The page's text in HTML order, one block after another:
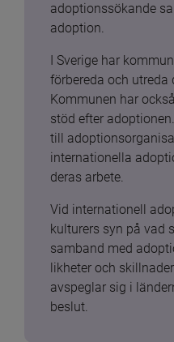
adoptionssökande
adoption.
I Sverige har
förbereda och utreda
Kommunen har
stöd efter
till
internationella
deras arbete.
Vid internationell
kulturers syn på vad
samband med
likheter och
avspeglar sig i
beslut.